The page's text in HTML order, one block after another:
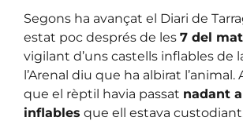
Segons ha avançat el Diari de
estat poc després de les 7 del
vigilant d’uns castells inflables de
l’Arenal diu que ha albirat l’animal.
que el rèptil havia passat nadant
inflables que ell estava